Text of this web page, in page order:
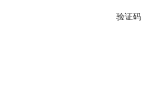
验证码